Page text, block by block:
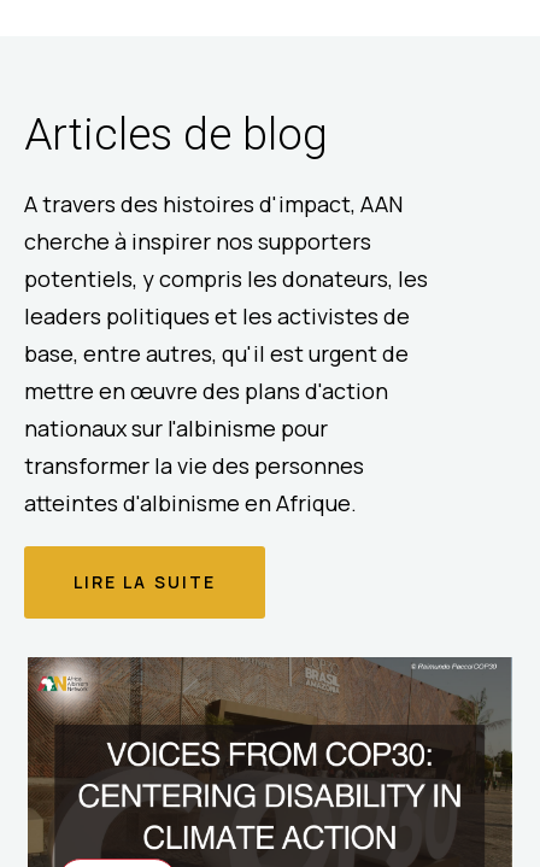
Articles de blog
A travers des histoires d'impact, AAN
cherche à inspirer nos supporters
potentiels, y compris les donateurs, les
leaders politiques et les activistes de
base, entre autres, qu'il est urgent de
mettre en œuvre des plans d'action
nationaux sur l'albinisme pour
transformer la vie des personnes
atteintes d'albinisme en Afrique.
LIRE LA SUITE